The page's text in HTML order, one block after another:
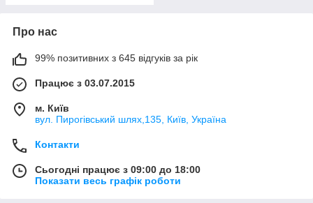
Про нас
99% позитивних з 645 відгуків за рік
Працює з 03.07.2015
м. Київ
вул. Пирогівський шлях,135, Київ, Україна
Контакти
Сьогодні працює з 09:00 до 18:00
Показати весь графік роботи